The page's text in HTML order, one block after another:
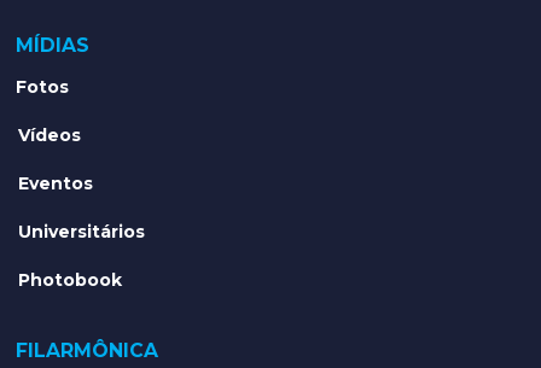
MÍDIAS
Fotos
Vídeos
Eventos
Universitários
Photobook
FILARMÔNICA